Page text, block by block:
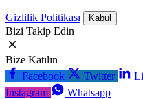
Gizlilik Politikası Kabul
Bizi Takip Edin
Bize Katılın
Facebook
Twitter
Instagram
Whatsapp